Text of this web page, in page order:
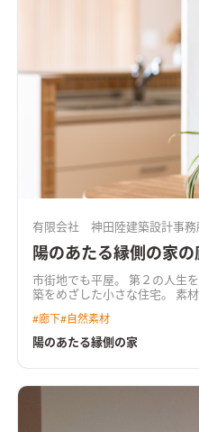
より家族のコミュニケーション
有限会社 神田陸建築設計事務
陽のあたる縁側の家の
市街地でも平屋。 第２の人生
築をめざした小さな住宅。 素
#廊下#自然素材
陽のあたる縁側の家